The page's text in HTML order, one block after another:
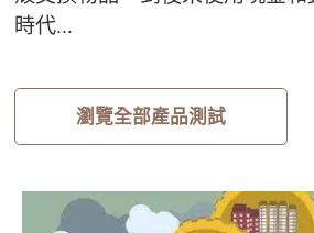
時代...
瀏覽全部產品測試